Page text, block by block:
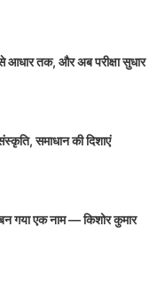
तक, और अब परीक्षा सुधार
समाधान की दिशाएं
गया एक नाम — किशोर कुमार